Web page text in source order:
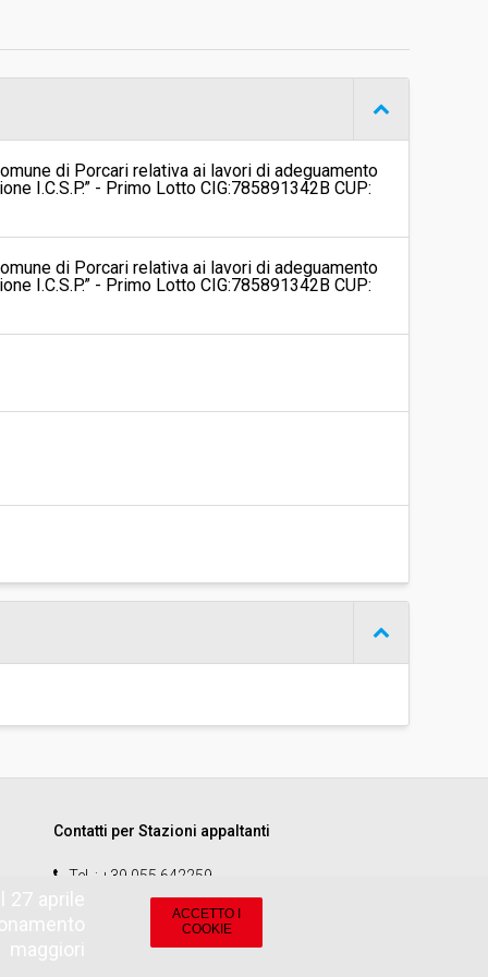
€ 638.312,67
di Porcari relativa ai lavori di adeguamento
I.C.S.P.” - Primo Lotto CIG:785891342B CUP:
di Porcari relativa ai lavori di adeguamento
I.C.S.P.” - Primo Lotto CIG:785891342B CUP:
Contatti per Stazioni appaltanti
Tel. : +39 055 642259
email
start.sa@pamercato.it
27 aprile
ACCETTO I
COOKIE